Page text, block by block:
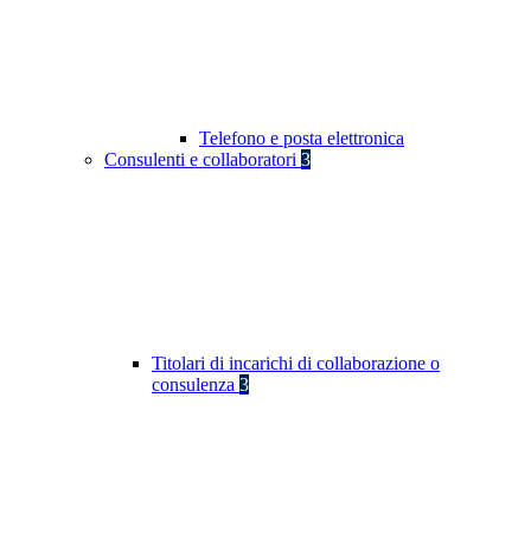
Telefono e posta elettronica
Consulenti e collaboratori 3
Titolari di incarichi di collaborazione o
consulenza 3